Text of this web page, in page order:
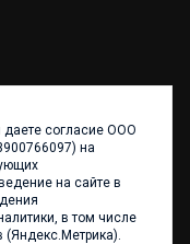
47
даете согласие ООО
на
на сайте в
в том числе
(Яндекс.Метрика).